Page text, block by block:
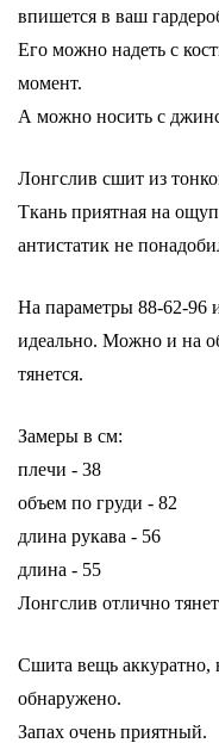
впишется в ваш
Его можно надеть с
момент.
А можно носить с
Лонгслив сшит из
Ткань приятная на
антистатик не
На параметры 88-62-96
идеально. Можно и на
тянется.
Замеры в см:
плечи - 38
объем по груди - 82
длина рукава - 56
длина - 55
Лонгслив отлично
Сшита вещь аккуратно,
обнаружено.
Запах очень приятный.